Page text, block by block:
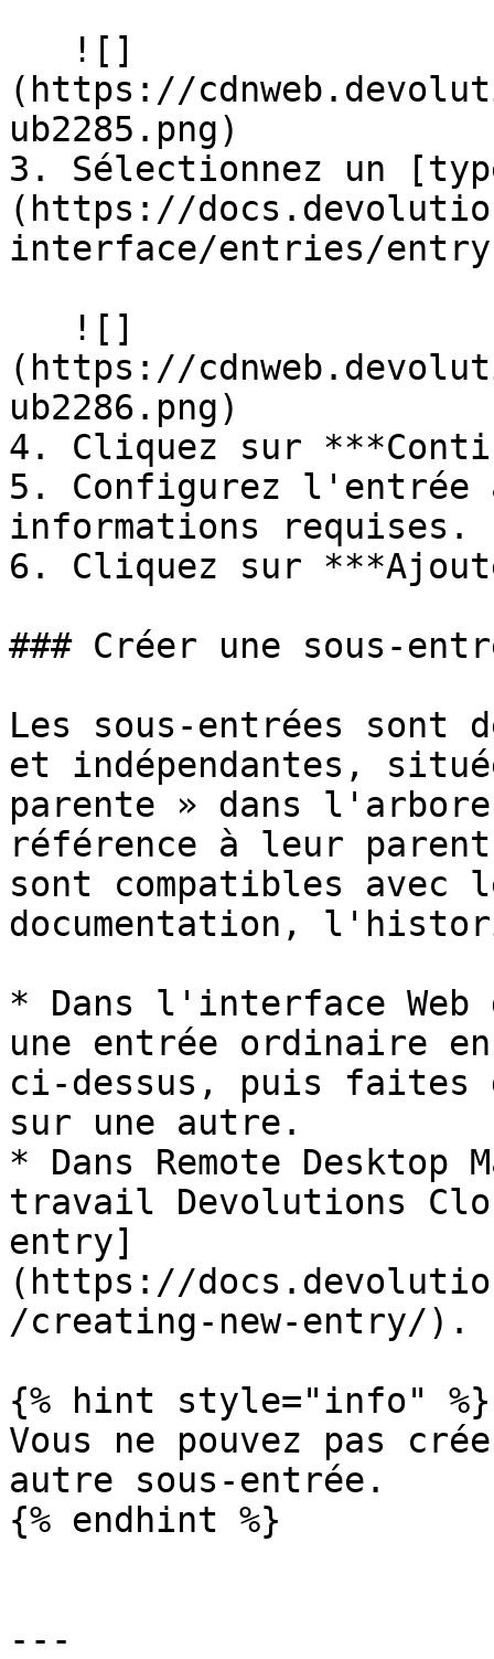
(https://
ub2285.png)
3. Sélectionnez un
(https://
interface/entries/
(https://
ub2286.png)
4. Cliquez sur
5. Configurez l'entrée
informations requises.
6. Cliquez sur
### Créer une sous-
Les sous-entrées sont
et indépendantes,
parente » dans
référence à leur
sont compatibles
documentation,
* Dans l'interface Web
une entrée ordinaire
ci-dessus, puis faites
sur une autre.
* Dans Remote Desktop
travail Devolutions
entry]
(https://
/creating-new-entry/).
{% hint style="info" %}
Vous ne pouvez pas
autre sous-entrée.
{% endhint %}
---